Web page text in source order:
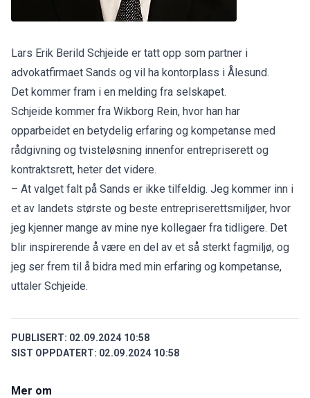
Lars Erik Berild Schjeide er tatt opp som partner i
advokatfirmaet Sands og vil ha kontorplass i Ålesund.
Det kommer fram i en melding fra selskapet.
Schjeide kommer fra Wikborg Rein, hvor han har
opparbeidet en betydelig erfaring og kompetanse med
rådgivning og tvisteløsning innenfor entrepriserett og
kontraktsrett, heter det videre.
– At valget falt på Sands er ikke tilfeldig. Jeg kommer inn i
et av landets største og beste entrepriserettsmiljøer, hvor
jeg kjenner mange av mine nye kollegaer fra tidligere. Det
blir inspirerende å være en del av et så sterkt fagmiljø, og
jeg ser frem til å bidra med min erfaring og kompetanse,
uttaler Schjeide.
PUBLISERT: 02.09.2024 10:58
SIST OPPDATERT: 02.09.2024 10:58
Mer om